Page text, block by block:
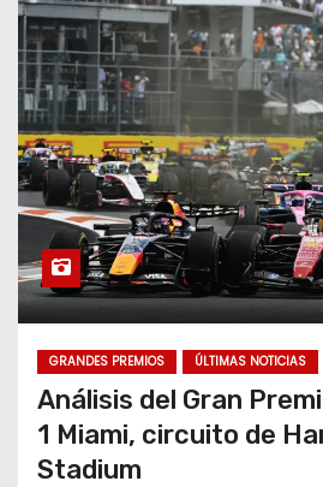
GRANDES PREMIOS ÚLTIMAS NOTICIAS
Análisis del Gran
1 Miami, circuito de
Stadium